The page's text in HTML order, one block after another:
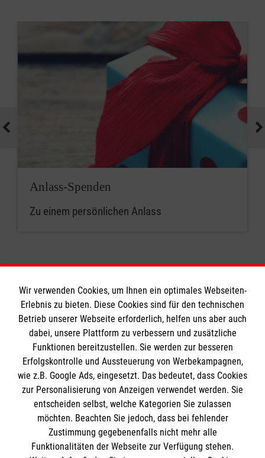
Anlass-Spenden
Zu einem persönlichen Anlass
Informationen
Impressum
Datenschutz
Kontakt
Barrierefreiheit
Die Malteser
Malteser in Deutschland
Malteserorden
Spendenkonto
Wir verwenden Cookies, um Ihnen ein optimales Webseiten-
Erlebnis zu bieten. Diese Cookies sind für den technischen
Betrieb unserer Webseite erforderlich, helfen uns aber auch
dabei, unsere Plattform zu verbessern und zusätzliche
Funktionen bereitzustellen. Sie werden zur besseren
Erfolgskontrolle und Aussteuerung von Werbekampagnen,
wie z.B. Google Ads, eingesetzt. Das bedeutet, dass Cookies
zur Personalisierung von Anzeigen verwendet werden. Sie
entscheiden selbst, welche Kategorien Sie zulassen
möchten. Beachten Sie jedoch, dass bei fehlender
Zustimmung gegebenenfalls nicht mehr alle
Funktionalitäten der Webseite zur Verfügung stehen.